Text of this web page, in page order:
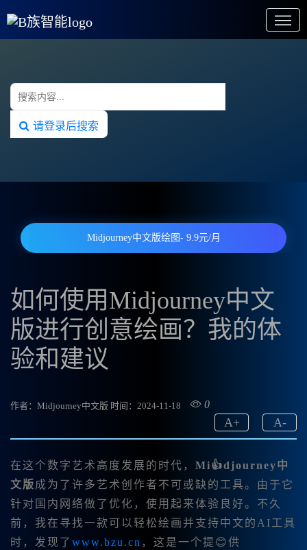
请登录后搜索
Midjourney中文版绘图- 9.9元/月
如何使用Midjourney中文
版进行创意绘画？我的体
验和建议
作者：Midjourney中文版 时间：2024-11-18 0
A-
A+
在这个数字艺术高度发展的时代， Mi👍djourney中
文版成为了许多艺术创作者不可或缺的工具。由于它
针对国内网络做了优化，使用起来体验良好。不久
前，我在寻找一款可以轻松绘画并支持中文的AI工具
时，发现了 www.bzu.cn ，这是一个提😊供